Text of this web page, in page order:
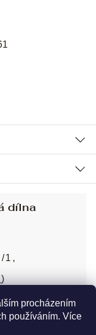
procházením
používáním. Více
dílna
1,
)